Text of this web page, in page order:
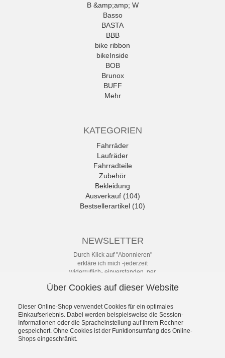
B &amp;amp; W
Basso
BASTA
BBB
bike ribbon
bikeInside
BOB
Brunox
BUFF
Mehr
KATEGORIEN
Fahrräder
Laufräder
Fahrradteile
Zubehör
Bekleidung
Ausverkauf (104)
Bestsellerartikel (10)
NEWSLETTER
Durch Klick auf "Abonnieren"
erkläre ich mich -jederzeit
widerruflich- einverstanden, per
Abständen über Angebote und
Datenschutzerklärung mit weiteren
Details habe ich zur Kenntnis
genommen.
Über Cookies auf dieser Website
Dieser Online-Shop verwendet Cookies für ein optimales
Einkaufserlebnis. Dabei werden beispielsweise die Session-
Informationen oder die Spracheinstellung auf Ihrem Rechner
gespeichert. Ohne Cookies ist der Funktionsumfang des Online-
Shops eingeschränkt.